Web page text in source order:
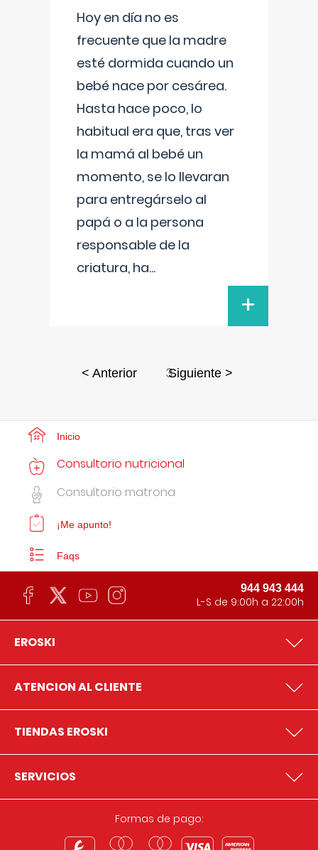
Hoy en día no es
frecuente que la madre
esté dormida cuando un
bebé nace por cesárea.
Hasta hace poco, lo
habitual era que, tras ver
la mamá al bebé un
momento, se lo llevaran
para entregárselo al
papá o a la persona
responsable de la
criatura, ha...
+
< Anterior 3Siguiente >
Inicio
Consultorio nutricional
Consultorio matrona
¡Me apunto!
Faqs
944 943 444
L-S de 9:00h a 22:00h
EROSKI
ATENCION AL CLIENTE
TIENDAS EROSKI
SERVICIOS
Formas de pago: